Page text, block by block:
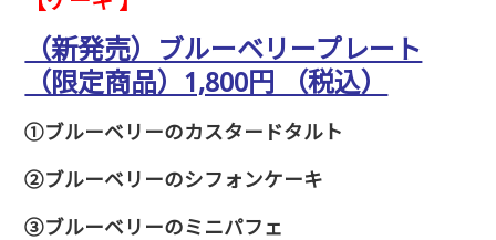
（新発売）ブルーベリープレート
（限定商品）1,800円 （税込）
①ブルーベリーのカスタードタルト
②ブルーベリーのシフォンケーキ
③ブルーベリーのミニパフェ